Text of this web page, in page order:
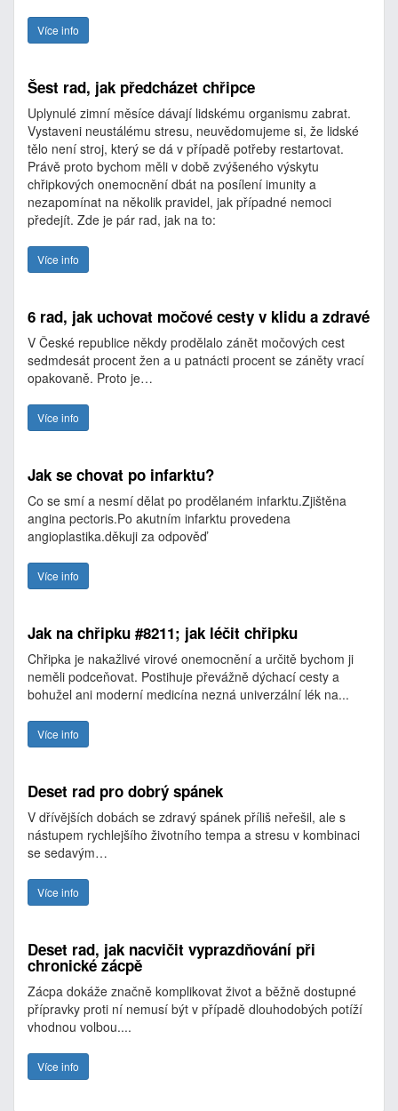
Více info
Šest rad, jak předcházet chřipce
Uplynulé zimní měsíce dávají lidskému organismu zabrat.
Vystaveni neustálému stresu, neuvědomujeme si, že lidské
tělo není stroj, který se dá v případě potřeby restartovat.
Právě proto bychom měli v době zvýšeného výskytu
chřipkových onemocnění dbát na posílení imunity a
nezapomínat na několik pravidel, jak případné nemoci
předejít. Zde je pár rad, jak na to:
Více info
6 rad, jak uchovat močové cesty v klidu a zdravé
V České republice někdy prodělalo zánět močových cest
sedmdesát procent žen a u patnácti procent se záněty vrací
opakovaně. Proto je…
Více info
Jak se chovat po infarktu?
Co se smí a nesmí dělat po prodělaném infarktu.Zjištěna
angina pectoris.Po akutním infarktu provedena
angioplastika.děkuji za odpověď
Více info
Jak na chřipku #8211; jak léčit chřipku
Chřipka je nakažlivé virové onemocnění a určitě bychom ji
neměli podceňovat. Postihuje převážně dýchací cesty a
bohužel ani moderní medicína nezná univerzální lék na...
Více info
Deset rad pro dobrý spánek
V dřívějších dobách se zdravý spánek příliš neřešil, ale s
nástupem rychlejšího životního tempa a stresu v kombinaci
se sedavým…
Více info
Deset rad, jak nacvičit vyprazdňování při
chronické zácpě
Zácpa dokáže značně komplikovat život a běžně dostupné
přípravky proti ní nemusí být v případě dlouhodobých potíží
vhodnou volbou....
Více info